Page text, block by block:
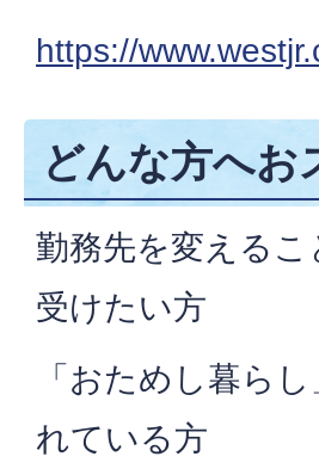
https://
どんな方へお
勤務先を変える
受けたい方
「おためし暮ら
れている方